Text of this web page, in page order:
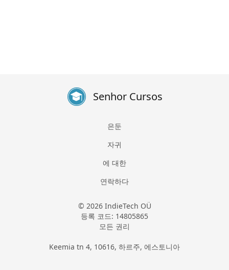
Senhor Cursos
은둔
자귀
에 대한
연락하다
© 2026 IndieTech OÜ
등록 코드: 14805865
모든 권리
Keemia tn 4, 10616, 하르주, 에스토니아